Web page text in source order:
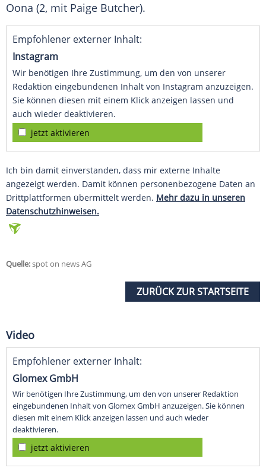
Oona (2, mit Paige Butcher).
Empfohlener externer Inhalt:
Instagram
Wir benötigen Ihre Zustimmung, um den von unserer
Redaktion eingebundenen Inhalt von Instagram anzuzeigen.
Sie können diesen mit einem Klick anzeigen lassen und
auch wieder deaktivieren.
jetzt aktivieren
Ich bin damit einverstanden, dass mir externe Inhalte
angezeigt werden. Damit können personenbezogene Daten an
Drittplattformen übermittelt werden. Mehr dazu in unseren
Datenschutzhinweisen.
Quelle:spot on news AG
ZURÜCK ZUR STARTSEITE
Video
Empfohlener externer Inhalt:
Glomex GmbH
Wir benötigen Ihre Zustimmung, um den von unserer Redaktion
eingebundenen Inhalt von Glomex GmbH anzuzeigen. Sie können
diesen mit einem Klick anzeigen lassen und auch wieder
deaktivieren.
jetzt aktivieren